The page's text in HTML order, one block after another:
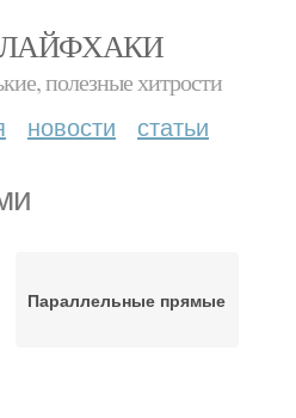
полезные хитрости
новости статьи
Параллельные прямые